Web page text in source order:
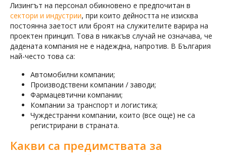
Лизингът на персонал обикновено е предпочитан в
сектори и индустрии, при които дейността не изисква
постоянна заетост или броят на служителите варира на
проектен принцип. Това в никакъв случай не означава, че
дадената компания не е надеждна, напротив. В България
най-често това са:
Автомобилни компании;
Производствени компании / заводи;
Фармацевтични компании;
Компании за транспорт и логистика;
Чуждестранни компании, които (все още) не са
регистрирани в страната.
Какви са предимствата за